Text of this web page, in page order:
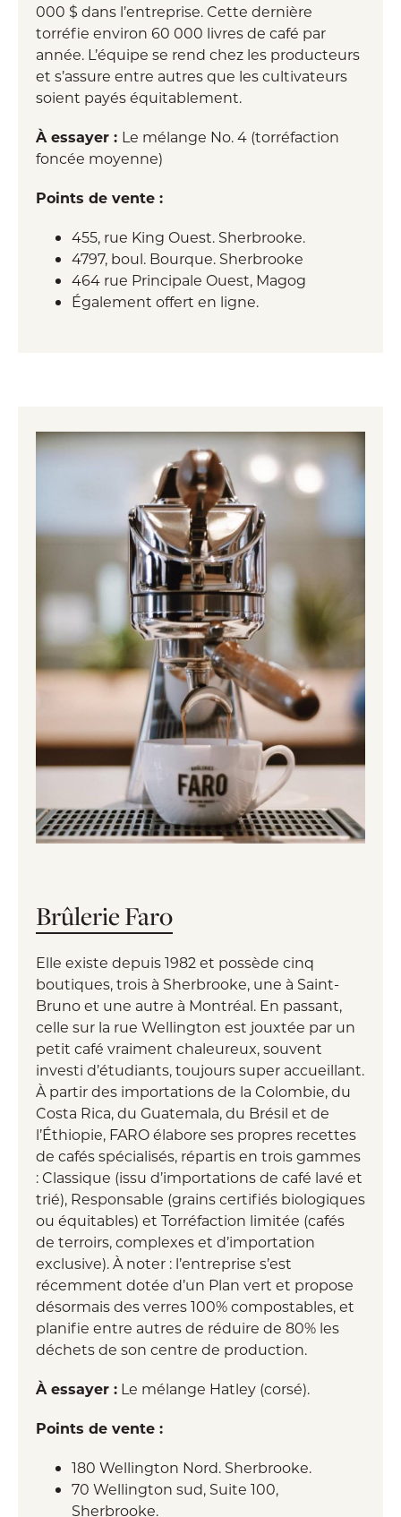
000 $ dans l’entreprise. Cette dernière
torréfie environ 60 000 livres de café par
année. L’équipe se rend chez les producteurs
et s’assure entre autres que les cultivateurs
soient payés équitablement.
À essayer : Le mélange No. 4 (torréfaction
foncée moyenne)
Points de vente :
455, rue King Ouest. Sherbrooke.
4797, boul. Bourque. Sherbrooke
464 rue Principale Ouest, Magog
Également offert en ligne.
Brûlerie Faro
Elle existe depuis 1982 et possède cinq
boutiques, trois à Sherbrooke, une à Saint-
Bruno et une autre à Montréal. En passant,
celle sur la rue Wellington est jouxtée par un
petit café vraiment chaleureux, souvent
investi d’étudiants, toujours super accueillant.
À partir des importations de la Colombie, du
Costa Rica, du Guatemala, du Brésil et de
l’Éthiopie, FARO élabore ses propres recettes
de cafés spécialisés, répartis en trois gammes
: Classique (issu d’importations de café lavé et
trié), Responsable (grains certifiés biologiques
ou équitables) et Torréfaction limitée (cafés
de terroirs, complexes et d’importation
exclusive). À noter : l’entreprise s’est
récemment dotée d’un Plan vert et propose
désormais des verres 100% compostables, et
planifie entre autres de réduire de 80% les
déchets de son centre de production.
À essayer : Le mélange Hatley (corsé).
Points de vente :
180 Wellington Nord. Sherbrooke.
70 Wellington sud, Suite 100,
Sherbrooke.